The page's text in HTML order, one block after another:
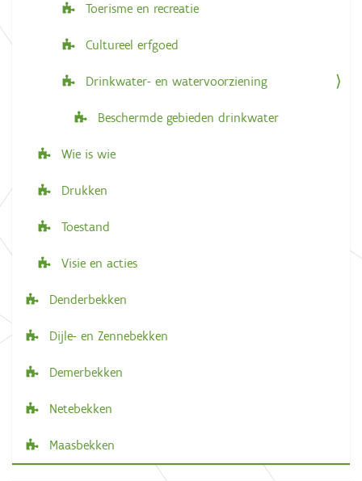
Toerisme en recreatie
Cultureel erfgoed
Drinkwater- en watervoorziening
Beschermde gebieden drinkwater
Wie is wie
Drukken
Toestand
Visie en acties
Denderbekken
Dijle- en Zennebekken
Demerbekken
Netebekken
Maasbekken